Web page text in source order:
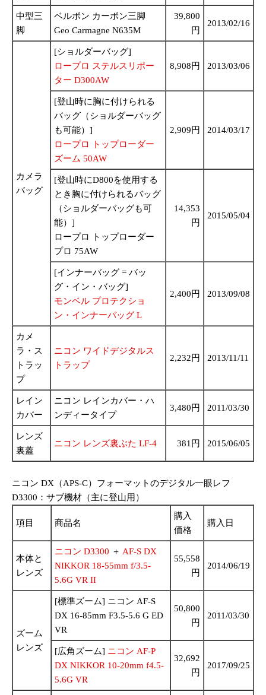
中型三
脚
ベルボン カーボン三脚
Geo Carmagne N635M
39,800
円
2013/02/16
カメラ
バッグ
[ショルダーバッグ]
ロープロ ステルスリポー
ター D300AW
8,908円 2013/03/06
[登山時に胸に付けられる
バッグ（ショルダーバッグ
も可能）]
ロープロ トップローダー
ズーム 50AW
2,909円 2014/03/17
[登山時にD800を使用する
とき胸に付けられるバッグ
（ショルダーバッグも可
能）]
ロープロ トップローダー
プロ 75AW
14,353
円
2015/05/04
[インナーバッグ = バッ
グ・イン・バッグ]
モンベル プロテクショ
ン・インナーバッグ L
2,400円 2013/09/08
カメ
ラ・ス
トラッ
プ
ニコン ワイドデジタルス
トラップ
2,232円 2013/11/11
レイン
カバー
ニコン レインカバー・ハ
ンディータイプ
3,480円 2011/03/30
レンズ
裏蓋
ニコン レンズ裏ぶた LF-4 381円 2015/06/05
ニコン DX（APS-C）フォーマットのデジタル一眼レフ
D3300：サブ機材（主に登山用）
項目 商品名
購入
価格
購入日
本体と
レンズ
ニコン D3300 ＋ AF-S DX
NIKKOR 18-55mm f/3.5-
5.6G VR II
55,558
円
2014/06/19
ズーム
レンズ
[標準ズーム] ニコン AF-S
DX 16-85mm F3.5-5.6 G ED
VR
50,800
円
2011/03/30
[広角ズーム] ニコン AF-P
DX NIKKOR 10-20mm f4.5-
5.6G VR
32,692
円
2017/09/25